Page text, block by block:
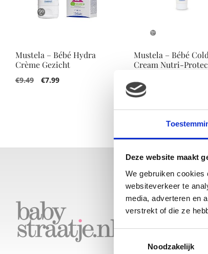
Deze website maakt
We gebruiken
websiteverkeer te
media, adverteren en
verstrekt of die ze
Noodzakelijk
Mustela – Bébé Hydra
Crème Gezicht
€9.49 €7.99
Mustela – Bébé Cold
Cream Nutri-
€9.49